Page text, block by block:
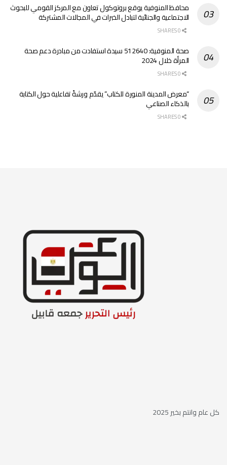
محافظ المنوفية يوقع بروتوكول تعاون مع المركز القومي للبحوث
الاجتماعية والجنائية لتبادل الخبرات في المجالات المشتركة
صحة المنوفية: 512640 سيدة استفادت من مبادرة دعم صحة
المرأة خلال 2024
“معرض المدينة المنورة للكتاب” يقدّم ورشةً تفاعلية حول الكتابة
بالذكاء الصناعي
كل عام وانتم بخير 2025